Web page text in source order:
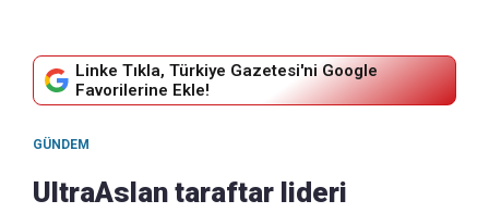
Linke Tıkla, Türkiye Gazetesi'ni Google
Favorilerine Ekle!
GÜNDEM
UltraAslan taraftar lideri